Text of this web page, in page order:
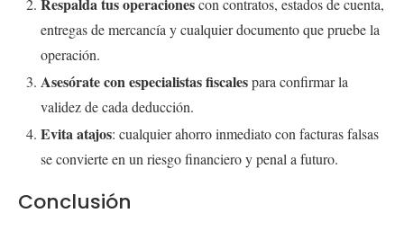
con contratos, estados de cuenta,
entregas de mercancía y cualquier documento que pruebe la
operación.
Asesórate con especialistas fiscalespara confirmar la
validez de cada deducción.
Evita atajos: cualquier ahorro inmediato con facturas falsas
se convierte en un riesgo financiero y penal a futuro.
Conclusión